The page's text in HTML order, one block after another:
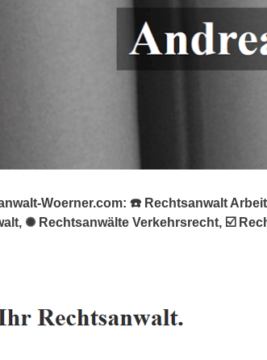
Woerner.com: ☎️ Rechtsanwalt
✺ Rechtsanwälte Verkehrsrecht, ☑️